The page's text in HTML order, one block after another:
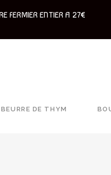
DE THYM
FERMIER ENTIER A 27€